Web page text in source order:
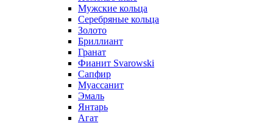
Мужские кольца
Серебряные кольца
Золото
Бриллиант
Гранат
Фианит Svarowski
Сапфир
Муассанит
Эмаль
Янтарь
Агат